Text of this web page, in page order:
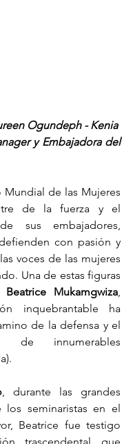
Ogundeph - Kenia
y Embajadora del
Mundial de las Mujeres
de la fuerza y el
sus embajadores,
con pasión y
voces de las mujeres
Una de estas figuras
Beatrice Mukamgwiza,
inquebrantable ha
de la defensa y el
de innumerables
, durante las grandes
los seminaristas en el
Beatrice fue testigo